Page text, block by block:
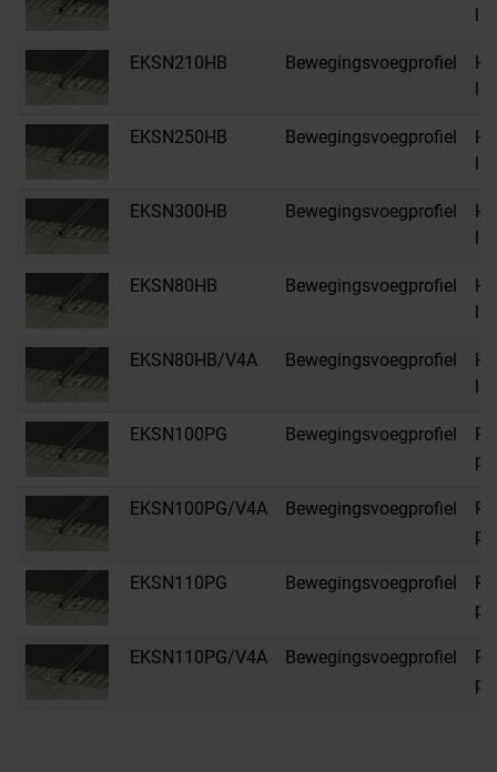
EKSN210HB Bewegingsvoegprofiel
EKSN250HB Bewegingsvoegprofiel
EKSN300HB Bewegingsvoegprofiel
EKSN80HB Bewegingsvoegprofiel
EKSN80HB/V4A Bewegingsvoegprofiel
EKSN100PG Bewegingsvoegprofiel
EKSN100PG/V4A Bewegingsvoegprofiel
EKSN110PG Bewegingsvoegprofiel
EKSN110PG/V4A Bewegingsvoegprofiel